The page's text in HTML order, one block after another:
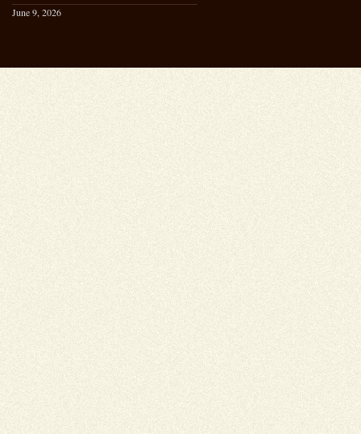
June 9, 2026